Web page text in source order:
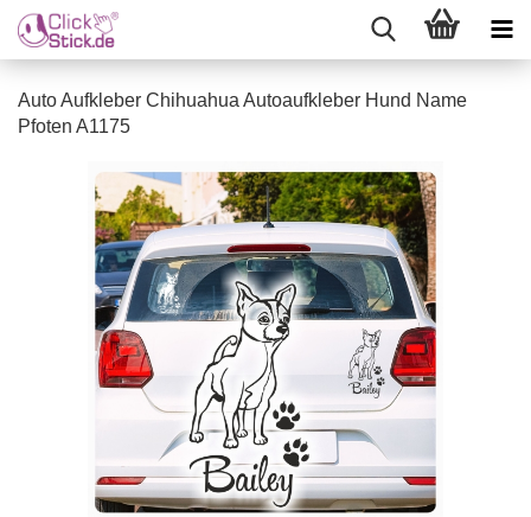
Auto Aufkleber Chihuahua Autoaufkleber Hund Name
Pfoten A1175